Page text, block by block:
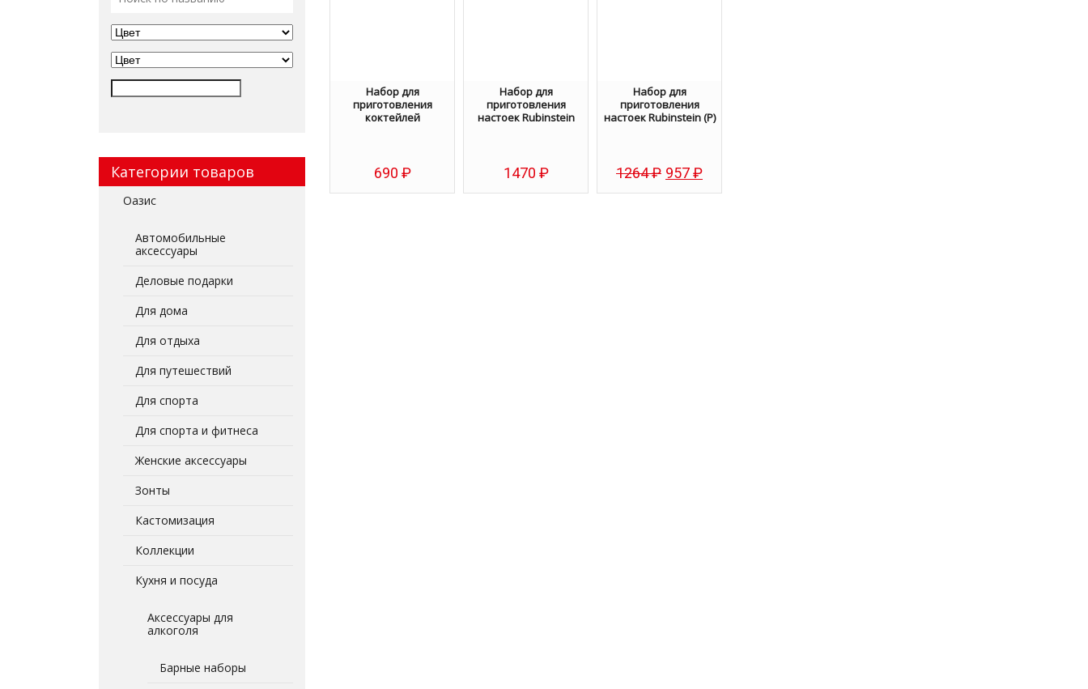
Категории товаров
Оазис
Автомобильные
аксессуары
Деловые подарки
Для дома
Для отдыха
Для путешествий
Для спорта
Для спорта и фитнеса
Женские аксессуары
Зонты
Кастомизация
Коллекции
Кухня и посуда
Аксессуары для
алкоголя
Барные наборы
Набор для
приготовления
коктейлей
690 ₽
Набор для
приготовления
настоек Rubinstein
1470 ₽
Набор для
приготовления
настоек Rubinstein (Р)
1264₽ 957₽